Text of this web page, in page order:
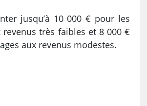
jusqu’à 10 000 € pour les
revenus très faibles et 8 000 €
aux revenus modestes.